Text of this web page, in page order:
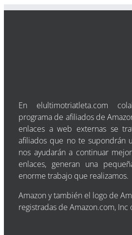
En elultimotriatleta.com
programa de afiliados de
enlaces a web externas se
afiliados que no te supondrán
nos ayudarán a continuar
enlaces, generan una
enorme trabajo que realizamos.
Amazon y también el logo de
registradas de Amazon.com, Inc